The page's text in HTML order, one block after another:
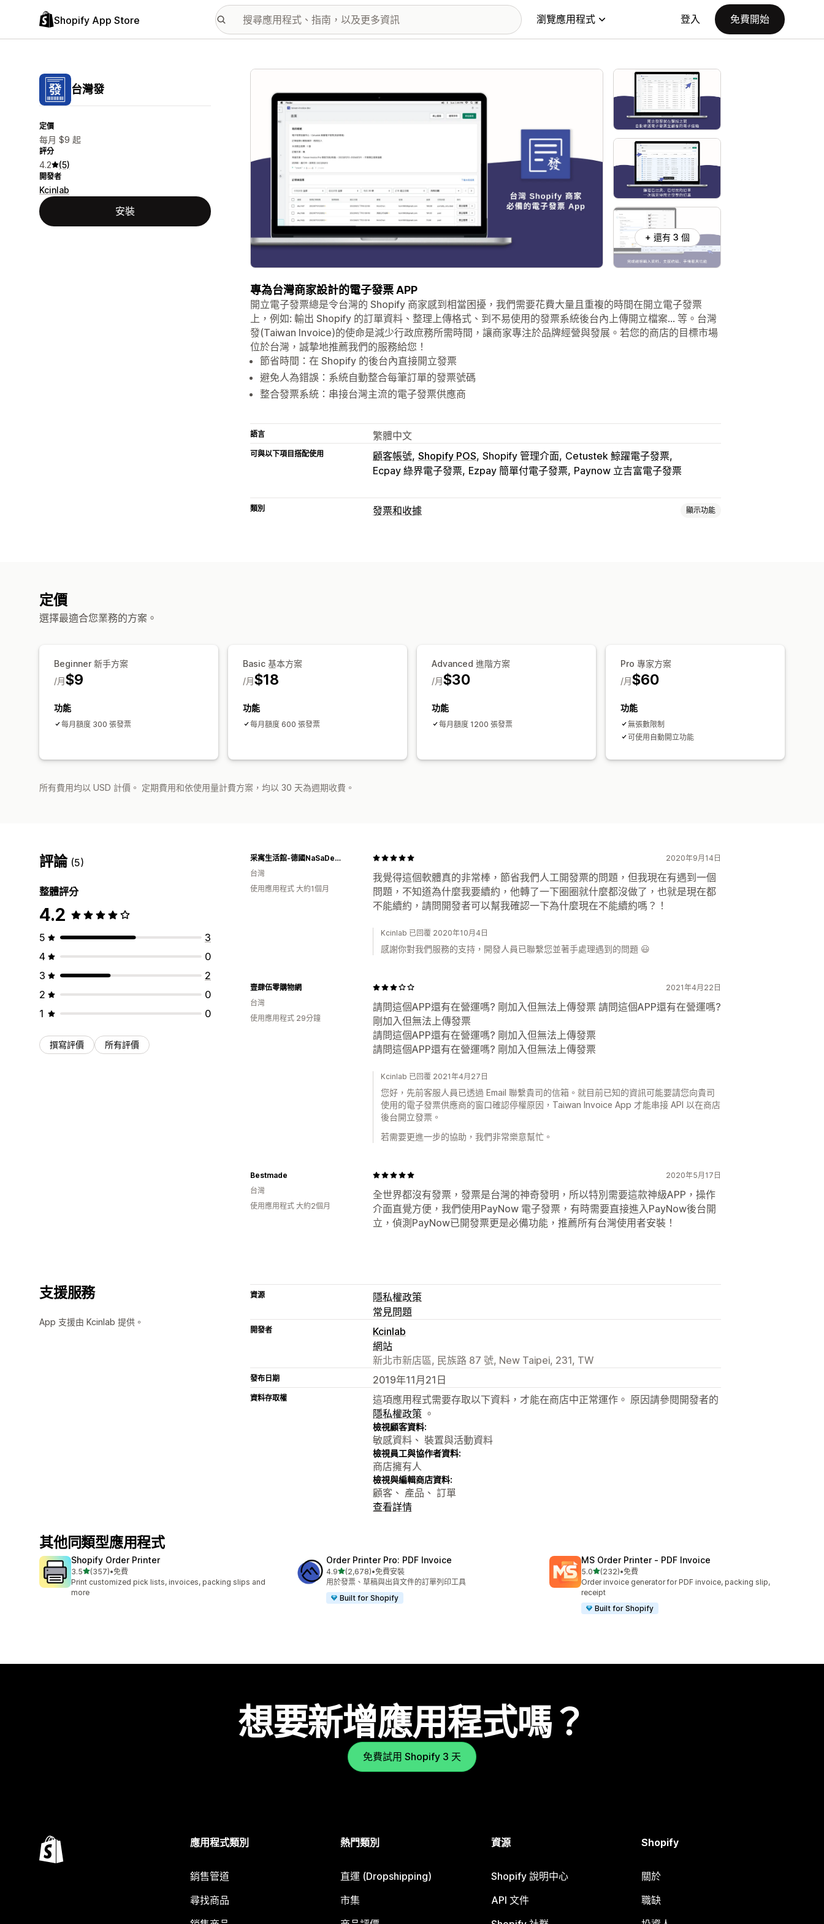
Shopify App Store 瀏覽應用程式 登入 免費開始
台灣發
定價
每月 $9 起
評分
4.2 (5)
開發者
Kcinlab
安裝
主要圖片圖庫
+ 還有 3 個
專為台灣商家設計的電子發票 APP
開立電子發票總是令台灣的 Shopify 商家感到相當困擾，我們需要花費大量且重複的時間在開立電子發票
上，例如: 輸出 Shopify 的訂單資料、整理上傳格式、到不易使用的發票系統後台內上傳開立檔案... 等。台灣
發(Taiwan Invoice)的使命是減少行政庶務所需時間，讓商家專注於品牌經營與發展。若您的商店的目標市場
位於台灣，誠摯地推薦我們的服務給您！
節省時間：在 Shopify 的後台內直接開立發票
避免人為錯誤：系統自動整合每筆訂單的發票號碼
整合發票系統：串接台灣主流的電子發票供應商
語言 繁體中文
可與以下項目搭配使用 顧客帳號 Shopify POS Shopify 管理介面 Cetustek 鯨躍電子發票
Ecpay 綠界電子發票 Ezpay 簡單付電子發票 Paynow 立吉富電子發票
類別 發票和收據 顯示功能
定價
選擇最適合您業務的方案。
Beginner 新手方案
$9
/月
功能
每月額度 300 張發票
Basic 基本方案
$18
/月
功能
每月額度 600 張發票
Advanced 進階方案
$30
/月
功能
每月額度 1200 張發票
Pro 專家方案
$60
/月
功能
無張數限制
可使用自動開立功能
所有費用均以 USD 計價。 定期費用和依使用量計費方案，均以 30 天為週期收費。
評論 (5)
整體評分
4.2
5
3
4
0
3
2
2
0
1
0
撰寫評價 所有評價
2020年9月14日
我覺得這個軟體真的非常棒，節省我們人工開發票的問題，但我現在有遇到一個
問題，不知道為什麼我要續約，他轉了一下圈圈就什麼都沒做了，也就是現在都
不能續約，請問開發者可以幫我確認一下為什麼現在不能續約嗎？！
采寓生活館-德國NaSaDen納莎登台灣總代理
台灣
使用應用程式 大約1個月
Kcinlab 已回覆 2020年10月4日
感謝你對我們服務的支持，開發人員已聯繫您並著手處理遇到的問題 😃
2021年4月22日
請問這個APP還有在營運嗎? 剛加入但無法上傳發票 請問這個APP還有在營運嗎?
剛加入但無法上傳發票
請問這個APP還有在營運嗎? 剛加入但無法上傳發票
請問這個APP還有在營運嗎? 剛加入但無法上傳發票
壹肆伍零購物網
台灣
使用應用程式 29分鐘
Kcinlab 已回覆 2021年4月27日
您好，先前客服人員已透過 Email 聯繫貴司的信箱。就目前已知的資訊可能要請您向貴司
使用的電子發票供應商的窗口確認停權原因，Taiwan Invoice App 才能串接 API 以在商店
後台開立發票。
若需要更進一步的協助，我們非常樂意幫忙。
2020年5月17日
全世界都沒有發票，發票是台灣的神奇發明，所以特別需要這款神級APP，操作
介面直覺方便，我們使用PayNow 電子發票，有時需要直接進入PayNow後台開
立，偵測PayNow已開發票更是必備功能，推薦所有台灣使用者安裝！
Bestmade
台灣
使用應用程式 大約2個月
支援服務
App 支援由 Kcinlab 提供。
資源
隱私權政策
常見問題
開發者
Kcinlab
網站
新北市新店區, 民族路 87 號, New Taipei, 231, TW
發布日期 2019年11月21日
資料存取權
這項應用程式需要存取以下資料，才能在商店中正常運作。 原因請參閱開發者的
隱私權政策 。
檢視顧客資料:
敏感資料、 裝置與活動資料
檢視員工與協作者資料:
商店擁有人
檢視與編輯商店資料:
顧客、 產品、 訂單
查看詳情
其他同類型應用程式
Shopify Order Printer
3.5滿分 5 顆星
(357)
共有 357 則評價
•免費
Print customized pick lists, invoices, packing slips and
more
Order Printer Pro: PDF Invoice
4.9滿分 5 顆星
(2,678)
共有 2678 則評價
•免費安裝
用於發票、草稿與出貨文件的訂單列印工具
Built for Shopify
MS Order Printer ‑ PDF Invoice
5.0滿分 5 顆星
(232)
共有 232 則評價
•免費
Order invoice generator for PDF invoice, packing slip,
receipt
Built for Shopify
想要新增應用程式嗎？
免費試用 Shopify 3 天
應用程式類別
銷售管道
尋找商品
熱門類別
直運 (Dropshipping)
市集
資源
Shopify 說明中心
API 文件
Shopify
關於
職缺